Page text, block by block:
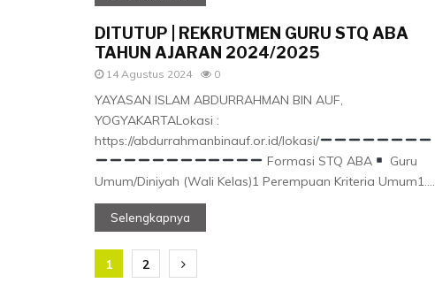
DITUTUP | REKRUTMEN GURU STQ ABA
TAHUN AJARAN 2024/2025
14 Agustus 2024 0
YAYASAN ISLAM ABDURRAHMAN BIN AUF,
YOGYAKARTALokasi :
https://abdurrahmanbinauf.or.id/lokasi/
Formasi STQ ABA
Guru
Umum/Diniyah (Wali Kelas)1 Perempuan Kriteria Umum1....
Selengkapnya
Navigasi
1 2